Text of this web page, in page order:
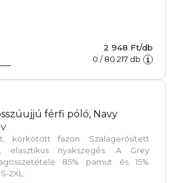
2 948 Ft/db
0 /80 217 db
férfi póló, Navy
körkötött fazon. Szalagerősített
elasztikus nyakszegés. A Grey
85% pamut és 15%
2XL.